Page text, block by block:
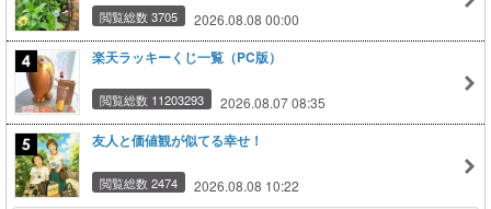
閲覧総数 3705 2026.08.08 00:00
楽天ラッキーくじ一覧（PC版）
閲覧総数 11203293 2026.08.07 08:35
友人と価値観が似てる幸せ！
閲覧総数 2474 2026.08.08 10:22